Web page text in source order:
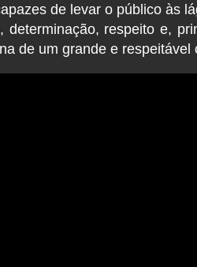
de levar o público às
determinação, respeito e,
de um grande e respeitável